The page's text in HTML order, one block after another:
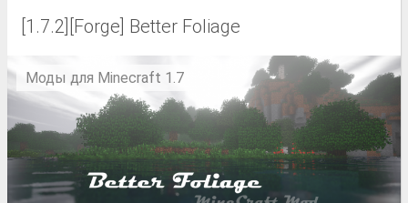
[1.7.2][Forge] Better Foliage
Моды для Minecraft 1.7